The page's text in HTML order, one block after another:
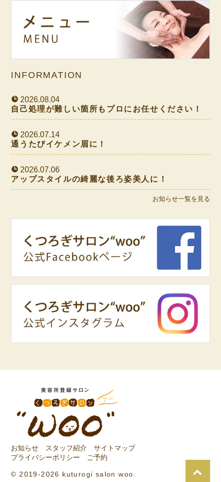
INFORMATION
2026.08.04
自己処理が難しい箇所もプロにお任せください！
2026.07.14
通うたびイケメン眉に！
2026.07.06
アップスタイルの綺麗な後ろ姿美人に！
お知らせ一覧を見る
お知らせ スタッフ紹介
サイトマップ
プライバシーポリシー
ご予約
© 2019-2026 kuturogi salon woo.